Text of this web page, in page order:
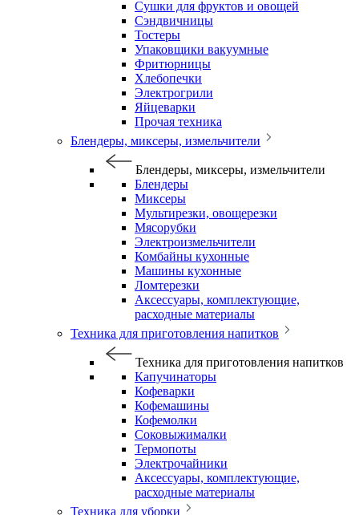
Сушки для фруктов и овощей
Сэндвичницы
Тостеры
Упаковщики вакуумные
Фритюрницы
Хлебопечки
Электрогрили
Яйцеварки
Прочая техника
Блендеры, миксеры, измельчители
Блендеры, миксеры, измельчители
Блендеры
Миксеры
Мультирезки, овощерезки
Мясорубки
Электроизмельчители
Комбайны кухонные
Машины кухонные
Ломтерезки
Аксессуары, комплектующие,
расходные материалы
Техника для приготовления напитков
Техника для приготовления напитков
Капучинаторы
Кофеварки
Кофемашины
Кофемолки
Соковыжималки
Термопоты
Электрочайники
Аксессуары, комплектующие,
расходные материалы
Техника для уборки